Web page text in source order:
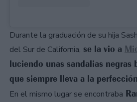
Durante la graduación de su hija
del Sur de California, se la vio a
luciendo unas sandalias negras
que siempre lleva a la
En el mismo lugar se encontraba